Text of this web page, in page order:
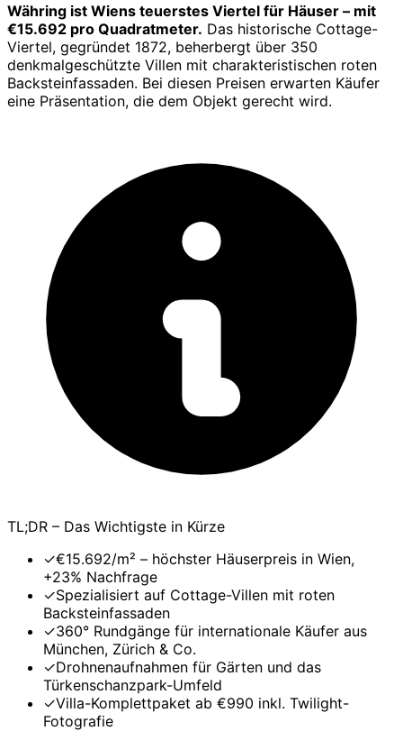
Währing ist Wiens teuerstes Viertel für Häuser – mit
€15.692 pro Quadratmeter. Das historische Cottage-
Viertel, gegründet 1872, beherbergt über 350
denkmalgeschützte Villen mit charakteristischen roten
Backsteinfassaden. Bei diesen Preisen erwarten Käufer
eine Präsentation, die dem Objekt gerecht wird.
TL;DR – Das Wichtigste in Kürze
✓€15.692/m² – höchster Häuserpreis in Wien,
+23% Nachfrage
✓Spezialisiert auf Cottage-Villen mit roten
Backsteinfassaden
✓360° Rundgänge für internationale Käufer aus
München, Zürich & Co.
✓Drohnenaufnahmen für Gärten und das
Türkenschanzpark-Umfeld
✓Villa-Komplettpaket ab €990 inkl. Twilight-
Fotografie